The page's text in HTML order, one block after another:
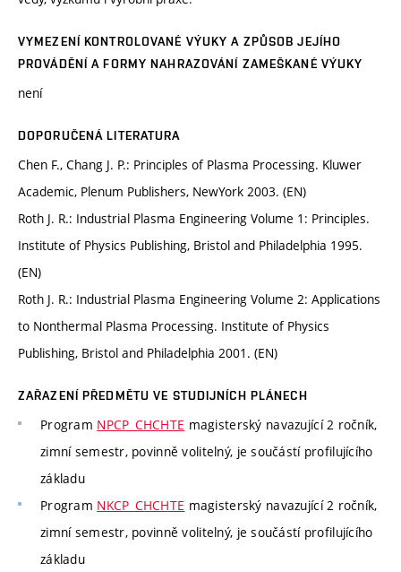
VYMEZENÍ KONTROLOVANÉ VÝUKY A ZPŮSOB JEJÍHO
PROVÁDĚNÍ A FORMY NAHRAZOVÁNÍ ZAMEŠKANÉ VÝUKY
není
DOPORUČENÁ LITERATURA
Chen F., Chang J. P.: Principles of Plasma Processing. Kluwer
Academic, Plenum Publishers, NewYork 2003. (EN)
Roth J. R.: Industrial Plasma Engineering Volume 1: Principles.
Institute of Physics Publishing, Bristol and Philadelphia 1995.
(EN)
Roth J. R.: Industrial Plasma Engineering Volume 2: Applications
to Nonthermal Plasma Processing. Institute of Physics
Publishing, Bristol and Philadelphia 2001. (EN)
ZAŘAZENÍ PŘEDMĚTU VE STUDIJNÍCH PLÁNECH
Program NPCP_CHCHTE magisterský navazující 2 ročník,
zimní semestr, povinně volitelný, je součástí profilujícího
základu
Program NKCP_CHCHTE magisterský navazující 2 ročník,
zimní semestr, povinně volitelný, je součástí profilujícího
základu